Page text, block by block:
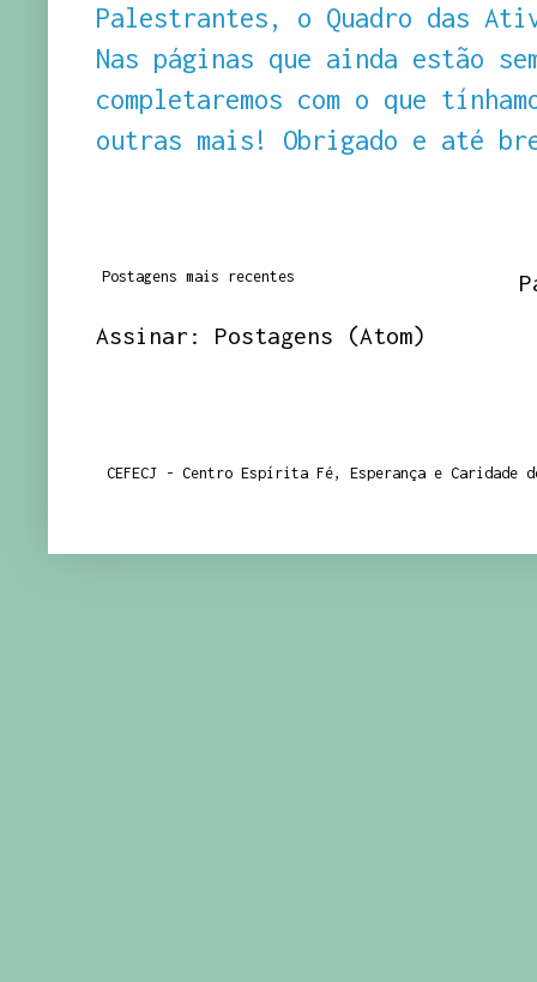
Palestrantes,
o Quadro das
Nas páginas que ainda estão
completaremos com o que
outras mais! Obrigado e até
Postagens mais recentes
Assinar: Postagens (Atom)
CEFECJ - Centro Espírita Fé, Esperança e